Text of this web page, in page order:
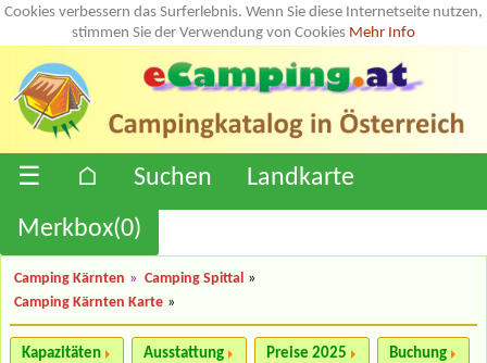
Cookies verbessern das Surferlebnis. Wenn Sie diese Internetseite nutzen,
stimmen Sie der Verwendung von Cookies Mehr Info
☰ ⌂ Suchen
Landkarte
Merkbox(0)
Camping Kärnten » Camping Spittal
»
Camping Kärnten Karte »
Kapazitäten Ausstattung Preise 2025 Buchung